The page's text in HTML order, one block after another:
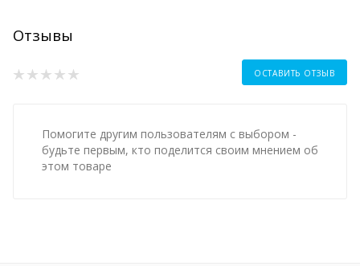
Отзывы
ОСТАВИТЬ ОТЗЫВ
Помогите другим пользователям с выбором -
будьте первым, кто поделится своим мнением об
этом товаре